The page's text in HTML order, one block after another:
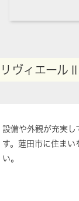
リヴィエール
設備や外観が充実し
す。蓮田市に住ま
い。